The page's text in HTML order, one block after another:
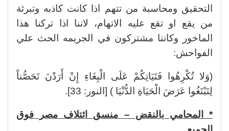
التحقيق ومحاسبة من تتهم اذا كانت كاذبه وتبرئة
من يقع او تقع عليه الاتهام، لاننا اذا تركنا هذا
الماخور وكاننا مشتركون في الجريمه الحث علي
الفواحش:
(وَلا تُكْرِهُوا فَتَيَاتِكُمْ عَلَى الْبِغَاءِ إِنْ أَرَدْنَ تَحَصُّناً
لِتَبْتَغُوا عَرَضَ الْحَيَاةِ الدُّنْيَا ) [النور: 33].
* المحامي بالنقض – منسق ائتلاف مصر فوق